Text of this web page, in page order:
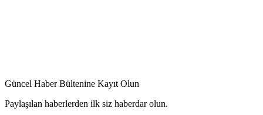
Güncel Haber Bültenine Kayıt Olun
Paylaşılan haberlerden ilk siz haberdar olun.